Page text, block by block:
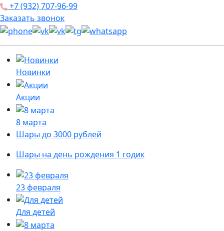
+7 (932) 707-96-99
Заказать звонок
Новинки
Акции
8 марта
Шары до 3000 рублей
Шары на день рождения 1 годик
23 февраля
Для детей